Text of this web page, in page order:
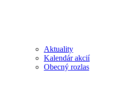
Aktuality
Kalendár akcií
Obecný rozlas